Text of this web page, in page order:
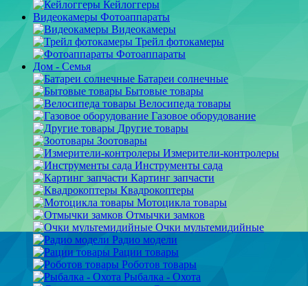
Кейлоггеры
Видеокамеры Фотоаппараты
Видеокамеры
Трейл фотокамеры
Фотоаппараты
Дом - Семья
Батареи солнечные
Бытовые товары
Велосипеда товары
Газовое оборудование
Другие товары
Зоотовары
Измерители-контролеры
Инструменты сада
Картинг запчасти
Квадрокоптеры
Мотоцикла товары
Отмычки замков
Очки мультемидийные
Радио модели
Рации товары
Роботов товары
Рыбалка - Охота